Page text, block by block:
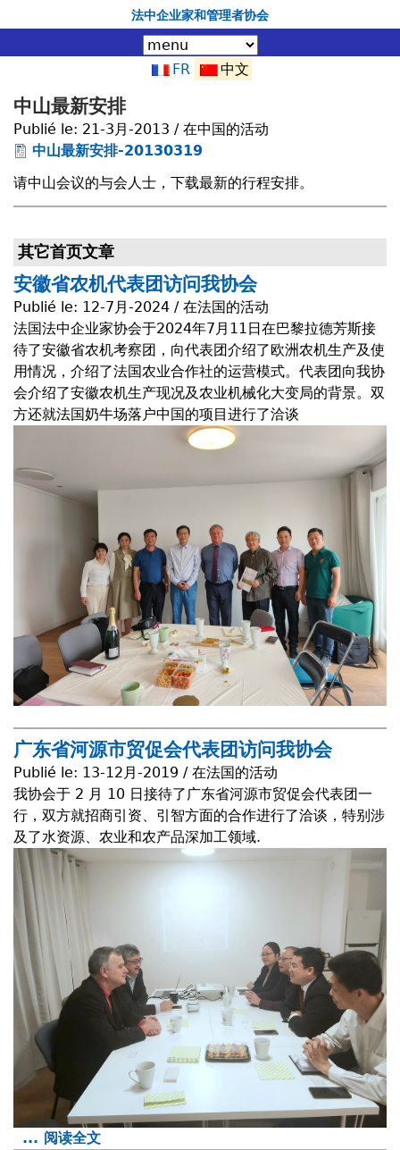
Jump to navigation
法中企业家和管理者协会
FR 中文
中山最新安排
Publié le: 21-3月-2013 / 在中国的活动
中山最新安排-20130319
请中山会议的与会人士，下载最新的行程安排。
其它首页文章
安徽省农机代表团访问我协会
Publié le: 12-7月-2024 / 在法国的活动
法国法中企业家协会于2024年7月11日在巴黎拉德芳斯接
待了安徽省农机考察团，向代表团介绍了欧洲农机生产及使
用情况，介绍了法国农业合作社的运营模式。代表团向我协
会介绍了安徽农机生产现况及农业机械化大变局的背景。双
方还就法国奶牛场落户中国的项目进行了洽谈
广东省河源市贸促会代表团访问我协会
Publié le: 13-12月-2019 / 在法国的活动
我协会于 2 月 10 日接待了广东省河源市贸促会代表团一
行，双方就招商引资、引智方面的合作进行了洽谈，特别涉
及了水资源、农业和农产品深加工领域.
... 阅读全文